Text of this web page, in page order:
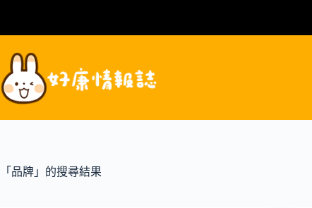
要
內
容
「品牌」的搜尋結果